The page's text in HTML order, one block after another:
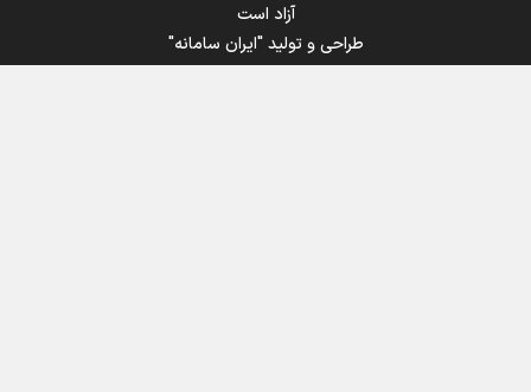
آزاد است
طراحی و تولید"ایران سامانه"